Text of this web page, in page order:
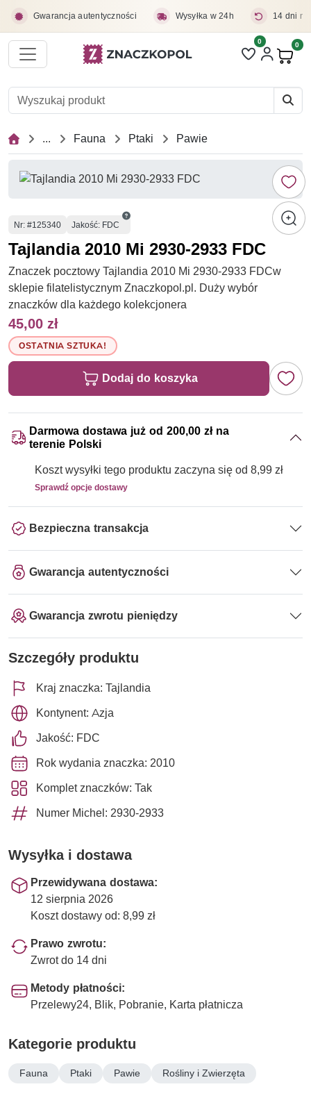
Gwarancja autentyczności Wysyłka w 24h 14 dni
Liczba pozycji
0 0
... Fauna Ptaki Pawie
Numer
Nr: #125340 Jakość: FDC
Tajlandia 2010 Mi 2930-2933 FDC
Znaczek pocztowy Tajlandia 2010 Mi 2930-2933 FDCw
sklepie filatelistycznym Znaczkopol.pl. Duży wybór
znaczków dla każdego kolekcjonera
45,00 zł
OSTATNIA SZTUKA!
Dodaj do koszyka
Darmowa dostawa już od 200,00 zł na
terenie Polski
Koszt wysyłki tego produktu zaczyna się od 8,99 zł
Sprawdź opcje dostawy
Bezpieczna transakcja
Gwarancja autentyczności
Gwarancja zwrotu pieniędzy
Szczegóły produktu
Kraj znaczka: Tajlandia
Kontynent: Azja
Jakość: FDC
Rok wydania znaczka: 2010
Komplet znaczków: Tak
Numer Michel: 2930-2933
Wysyłka i dostawa
Przewidywana dostawa:
12 sierpnia 2026
Koszt dostawy od: 8,99 zł
Prawo zwrotu:
Zwrot do 14 dni
Metody płatności:
Przelewy24, Blik, Pobranie, Karta płatnicza
Kategorie produktu
Fauna Ptaki Pawie Rośliny i Zwierzęta